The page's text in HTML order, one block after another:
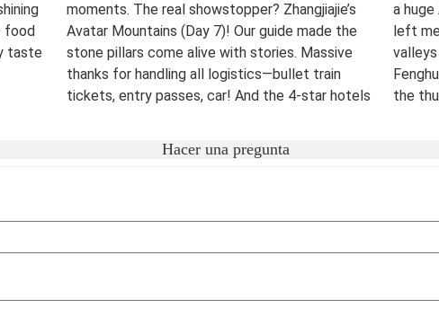
food
taste
moments. The real showstopper? Zhangjiajie’s
Avatar Mountains (Day 7)! Our guide made the
stone pillars come alive with stories. Massive
thanks for handling all logistics—bullet train
tickets, entry passes, car! And the 4-star hotels
Destination(s):Beijing Xian Zhangjiajie Shanghai
a huge
left
the
Date
Hacer una pregunta